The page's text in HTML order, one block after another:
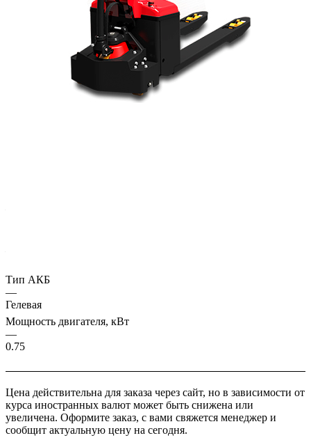
Для удовлетворения нужд предприятий складской,
дистрибуционной, логистической, торговой сфер компания
Тип АКБ
—
Гелевая
Мощность двигателя, кВт
—
0.75
Цена действительна для заказа через сайт, но в зависимости от
курса иностранных валют может быть снижена или
увеличена. Оформите заказ, с вами свяжется менеджер и
сообщит актуальную цену на сегодня.